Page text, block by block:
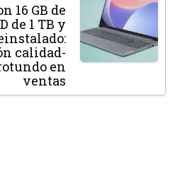
16 GB de
de 1 TB y
calidad-
en
ventas